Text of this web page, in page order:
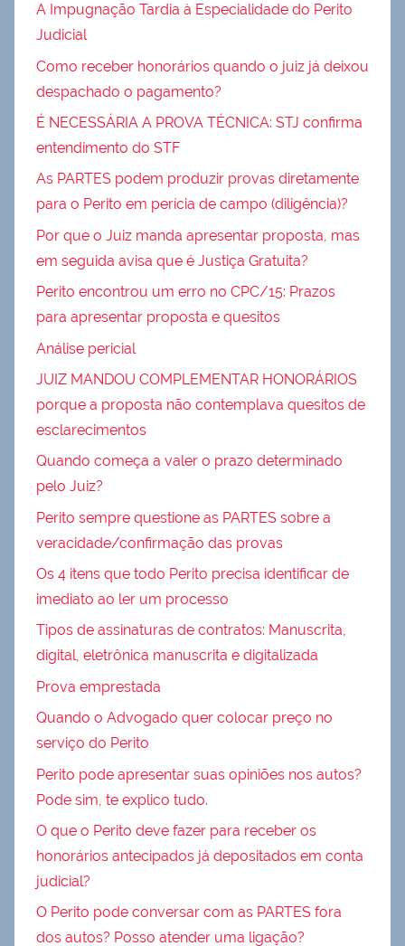
A Impugnação Tardia à Especialidade do Perito
Judicial
Como receber honorários quando o juiz já deixou
despachado o pagamento?
É NECESSÁRIA A PROVA TÉCNICA: STJ confirma
entendimento do STF
As PARTES podem produzir provas diretamente
para o Perito em perícia de campo (diligência)?
Por que o Juiz manda apresentar proposta, mas
em seguida avisa que é Justiça Gratuita?
Perito encontrou um erro no CPC/15: Prazos
para apresentar proposta e quesitos
Análise pericial
JUIZ MANDOU COMPLEMENTAR HONORÁRIOS
porque a proposta não contemplava quesitos de
esclarecimentos
Quando começa a valer o prazo determinado
pelo Juiz?
Perito sempre questione as PARTES sobre a
veracidade/confirmação das provas
Os 4 itens que todo Perito precisa identificar de
imediato ao ler um processo
Tipos de assinaturas de contratos: Manuscrita,
digital, eletrônica manuscrita e digitalizada
Prova emprestada
Quando o Advogado quer colocar preço no
serviço do Perito
Perito pode apresentar suas opiniões nos autos?
Pode sim, te explico tudo.
O que o Perito deve fazer para receber os
honorários antecipados já depositados em conta
judicial?
O Perito pode conversar com as PARTES fora
dos autos? Posso atender uma ligação?